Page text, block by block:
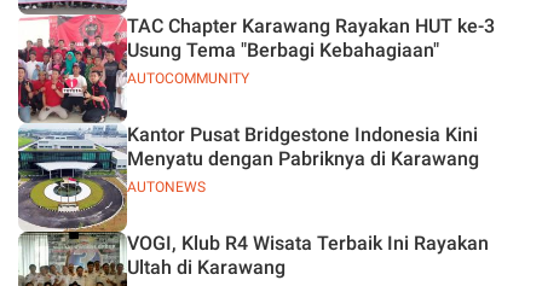
AUTOCOMMUNITY
TAC Chapter Karawang Rayakan HUT ke-3
Usung Tema "Berbagi Kebahagiaan"
AUTONEWS
Kantor Pusat Bridgestone Indonesia Kini
Menyatu dengan Pabriknya di Karawang
VOGI, Klub R4 Wisata Terbaik Ini Rayakan
Ultah di Karawang